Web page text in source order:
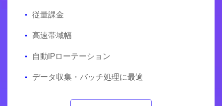
· 従量課金
· 高速帯域幅
· 自動IPローテーション
· データ収集・バッチ処理に最適